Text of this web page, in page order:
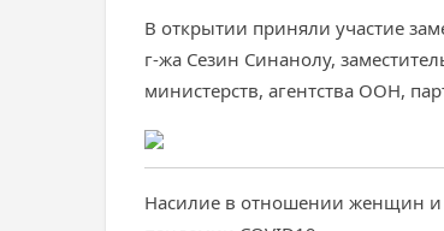
В открытии приняли участие
г-жа Сезин Синанолу,
министерств, агентства ООН,
Насилие в отношении женщин и